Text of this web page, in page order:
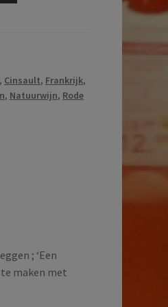
, Cinsault, Frankrijk,
, Natuurwijn, Rode
; ‘Een
maken met